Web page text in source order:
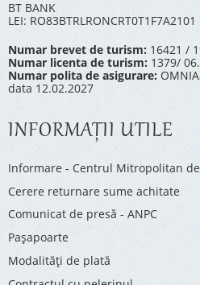
BT BANK
LEI: RO83BTRLRONCRT0T1F7A2101
Numar brevet de turism: 16421 /
Numar licenta de turism: 1379/
Numar polita de asigurare:
data 12.02.2027
INFORMAŢII UTILE
Informare - Centrul Mitropolitan
Cerere returnare sume achitate
Comunicat de presă - ANPC
Pașapoarte
Modalități de plată